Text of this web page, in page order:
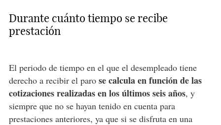
Durante cuánto tiempo se recibe
prestación
El periodo de tiempo en el que el desempleado tiene
derecho a recibir el paro se calcula en función de las
cotizaciones realizadas en los últimos seis años, y
siempre que no se hayan tenido en cuenta para
prestaciones anteriores, ya que si se disfruta en una